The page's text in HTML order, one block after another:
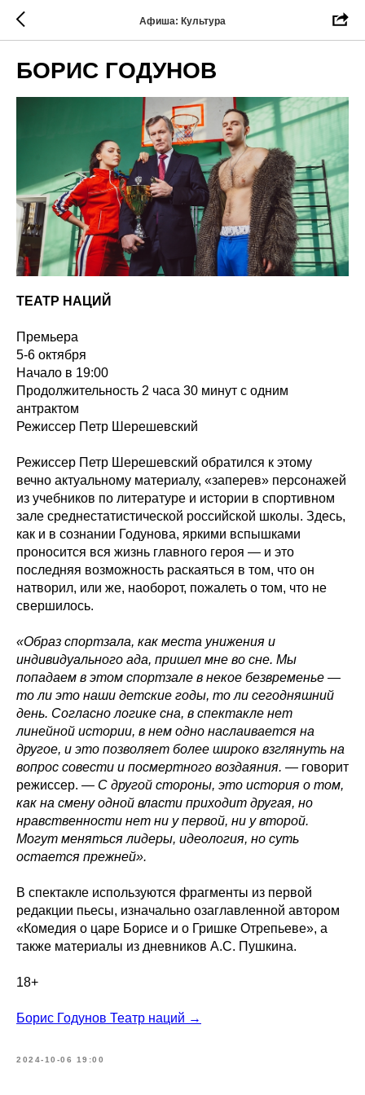
Афиша: Культура
БОРИС ГОДУНОВ
ТЕАТР НАЦИЙ
Премьера
5-6 октября
Начало в 19:00
Продолжительность 2 часа 30 минут с одним
антрактом
Режиссер Петр Шерешевский
Режиссер Петр Шерешевский обратился к этому
вечно актуальному материалу, «заперев» персонажей
из учебников по литературе и истории в спортивном
зале среднестатистической российской школы. Здесь,
как и в сознании Годунова, яркими вспышками
проносится вся жизнь главного героя — и это
последняя возможность раскаяться в том, что он
натворил, или же, наоборот, пожалеть о том, что не
свершилось.
«Образ спортзала, как места унижения и
индивидуального ада, пришел мне во сне. Мы
попадаем в этом спортзале в некое безвременье —
то ли это наши детские годы, то ли сегодняшний
день. Согласно логике сна, в спектакле нет
линейной истории, в нем одно наслаивается на
другое, и это позволяет более широко взглянуть на
вопрос совести и посмертного воздаяния. — говорит
режиссер. — С другой стороны, это история о том,
как на смену одной власти приходит другая, но
нравственности нет ни у первой, ни у второй.
Могут меняться лидеры, идеология, но суть
остается прежней».
В спектакле используются фрагменты из первой
редакции пьесы, изначально озаглавленной автором
«Комедия о царе Борисе и о Гришке Отрепьеве», а
также материалы из дневников А.С. Пушкина.
18+
Борис Годунов Театр наций →
2024-10-06 19:00